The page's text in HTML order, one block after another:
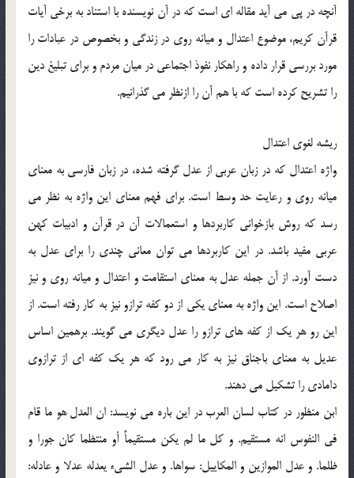
آنچه در پي مي آيد مقاله اي است كه در آن نويسنده با استناد به برخي آيات
قرآن كريم، موضوع اعتدال و ميانه روي در زندگي و بخصوص در عبادات را
مورد بررسي قرار داده و راهكار نفوذ اجتماعي در ميان مردم و براي تبليغ دين
را تشريح كرده است كه با هم آن را ازنظر مي گذرانيم.
ريشه لغوي اعتدال
واژه اعتدال كه در زبان عربي از عدل گرفته شده، در زبان فارسي به معناي
ميانه روي و رعايت حد وسط است. براي فهم معناي اين واژه به نظر مي
رسد كه روش بازخواني كاربردها و استعمالات آن در قرآن و ادبيات كهن
عربي مفيد باشد. در اين كاربردها مي توان معاني چندي را براي عدل به
دست آورد. از آن جمله عدل به معناي استقامت و اعتدال و ميانه روي و نيز
اصلاح است. اين واژه به معناي يكي از دو كفه ترازو نيز به كار رفته است. از
اين رو هر يك از كفه هاي ترازو را عدل ديگري مي گويند. برهمين اساس
عديل به معناي باجناق نيز به كار مي رود كه هر يك كفه اي از ترازوي
دامادي را تشكيل مي دهند.
ابن منظور در كتاب لسان العرب در اين باره مي نويسد: ان العدل هو ما قام
في النفوس انه مستقيم. و كل ما لم يكن مستقيماً أو منتظما كان جورا و
ظلما. و عدل الموازين و المكاييل: سواها. و عدل الشيء يعدله عدلا و عادله: